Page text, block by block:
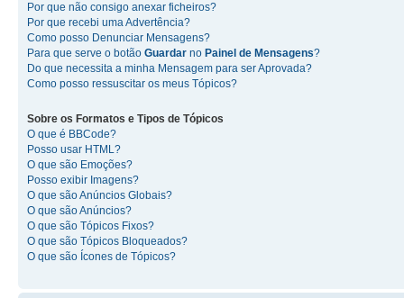
Por que não consigo anexar ficheiros?
Por que recebi uma Advertência?
Como posso Denunciar Mensagens?
Para que serve o botão Guardar no Painel de Mensagens?
Do que necessita a minha Mensagem para ser Aprovada?
Como posso ressuscitar os meus Tópicos?
Sobre os Formatos e Tipos de Tópicos
O que é BBCode?
Posso usar HTML?
O que são Emoções?
Posso exibir Imagens?
O que são Anúncios Globais?
O que são Anúncios?
O que são Tópicos Fixos?
O que são Tópicos Bloqueados?
O que são Ícones de Tópicos?